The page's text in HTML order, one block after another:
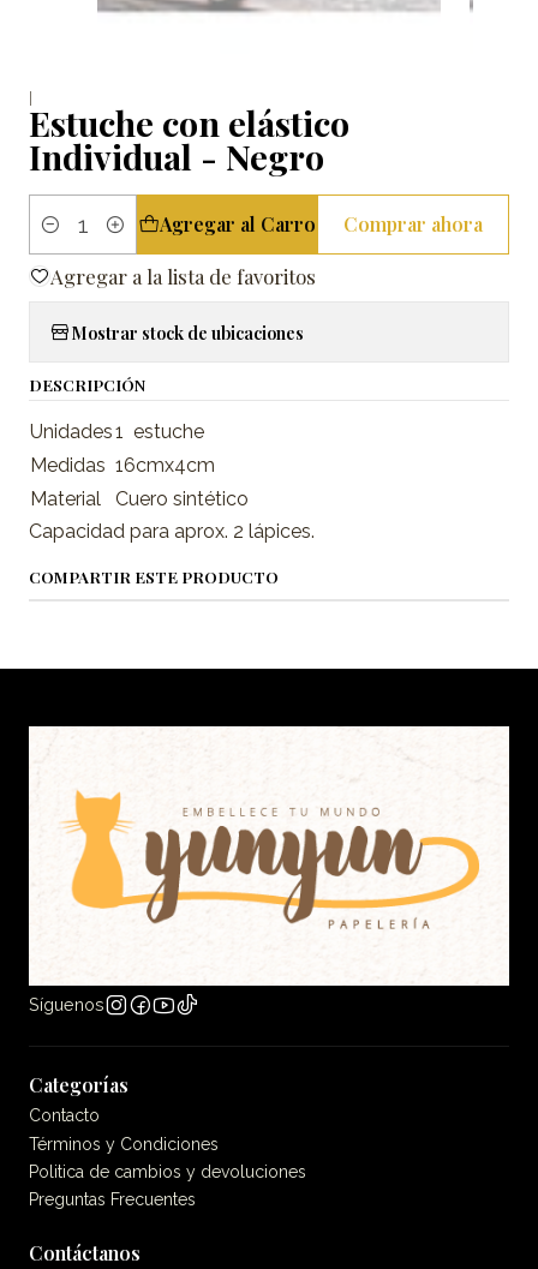
|
Estuche con elástico
Individual - Negro
Cantidad
Agregar al Carro Comprar ahora
Agregar a la lista de favoritos
Mostrar stock de ubicaciones
DESCRIPCIÓN
Unidades1 estuche
Medidas 16cmx4cm
Material
Cuero sintético
Capacidad para aprox. 2 lápices.
COMPARTIR ESTE PRODUCTO
Síguenos
Categorías
Contacto
Términos y Condiciones
Politica de cambios y devoluciones
Preguntas Frecuentes
Contáctanos